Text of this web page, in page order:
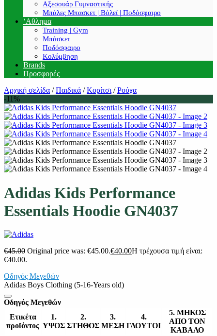
Αξεσουάρ Γυμναστικής
Μπάλες Μπασκετ | Βόλεϊ | Ποδόσφαιρο
‘Αθλημα
Training | Gym
Μπάσκετ
Ποδόσφαιρο
Κολύμβηση
Brands
Προσφορές
Αρχική σελίδα / Παιδικά / Κορίτσι / Ρούχα
-11%
Adidas Kids Performance
Essentials Hoodie GN4037
€45.00 Original price was: €45.00.€40.00Η τρέχουσα τιμή είναι:
€40.00.
Οδηγός Μεγεθών
Adidas Boys Clothing (5-16-Years old)
Οδηγός Μεγεθών
Ετικέτα
προϊόντος
1.
ΥΨΟΣ
2.
ΣΤΗΘΟΣ
3.
ΜΕΣΗ
4.
ΓΛΟΥΤΟΙ
5. ΜΗΚΟΣ
ΑΠΟ ΤΟΝ
ΚΑΒΑΛΟ